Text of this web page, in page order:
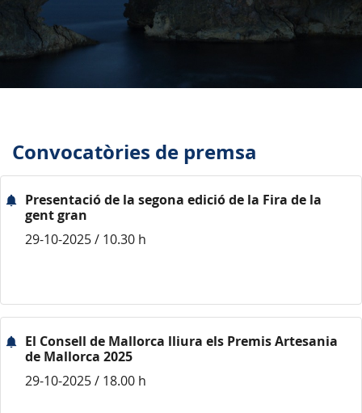
Convocatòries de premsa
Presentació de la segona edició de la Fira de la
gent gran
29-10-2025 / 10.30 h
El Consell de Mallorca lliura els Premis Artesania
de Mallorca 2025
29-10-2025 / 18.00 h